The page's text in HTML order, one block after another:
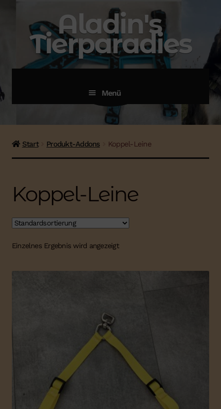
Navigation
springen
springen
Aladin's
Tierparadies
Menü
Start Produkt-Addons Koppel-Leine
Koppel-Leine
Einzelnes Ergebnis wird angezeigt